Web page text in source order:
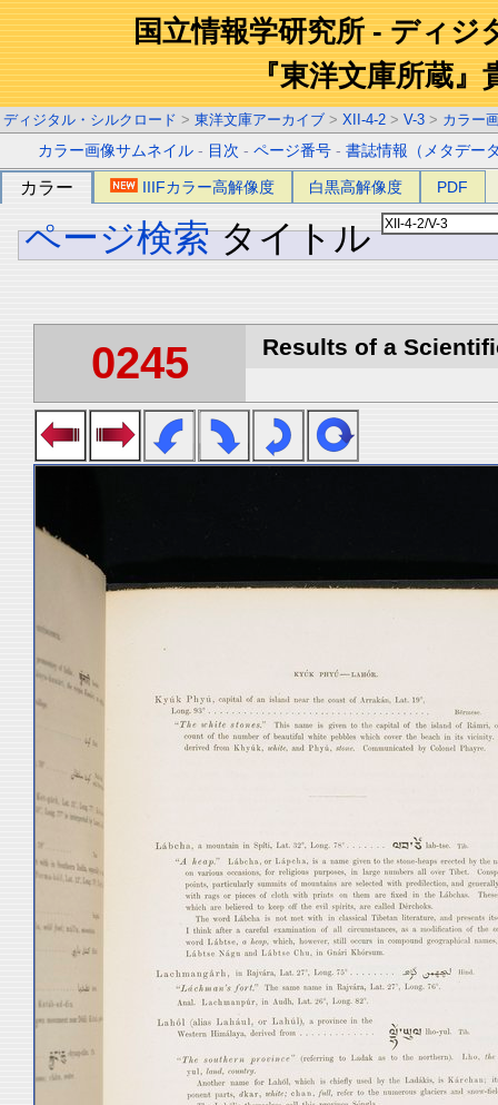
国立情報学研究所 - ディジ
『東洋文庫所蔵』
ディジタル・シルクロード > 東洋文庫アーカイブ > XII-4-2 > V-3 > カラー
カラー画像サムネイル - 目次 -ページ番号 -書誌情報（メタデー
カラー IIIFカラー高解像度 白黒高解像度 PDF
ページ検索 タイトル
0245 Results of a